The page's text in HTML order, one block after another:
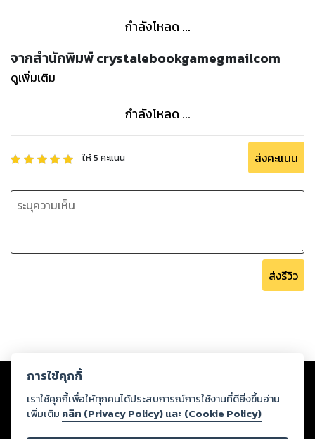
กำลังโหลด ...
จากสำนักพิมพ์ crystalebookgamegmailcom
ดูเพิ่มเติม
กำลังโหลด ...
ให้5 คะแนน ส่งคะแนน
ส่งรีวิว
Copyright © 2026
ต่อผลงานหรือเนื้อหาใดที่อัปโหลดผ่านเว็บไซต์และปรากฏว่าละเมิดสิทธิใน
ทรัพย์สินทางปัญญาของบุคคลอื่นหรือขัดต่อกฎหมายและศีลธรรม ดังนั้น ผู้อ่าน
ทุกท่านโปรดใช้วิจารณญาณในการกลั่นกรองด้วยตนเอง และหากท่านพบว่าส่วน
หนึ่งส่วนใดขัดต่อกฎหมายและศีลธรรม กรุณาแจ้งมายังบริษัท เพื่อทีมงานจะได้
การใช้คุกกี้
เราใช้คุกกี้เพื่อให้ทุกคนได้ประสบการณ์การใช้งานที่ดียิ่งขึ้นอ่าน
เพิ่มเติม คลิก (Privacy Policy) และ (Cookie Policy)